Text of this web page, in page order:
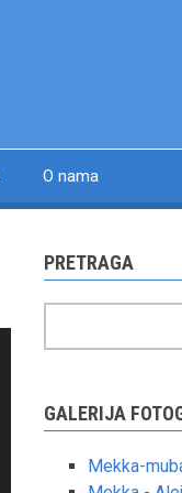
O nama
PRETRAGA
GALERIJA
Mekka-